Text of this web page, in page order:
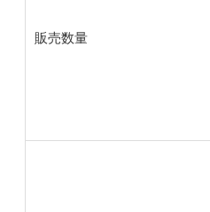
販売数量